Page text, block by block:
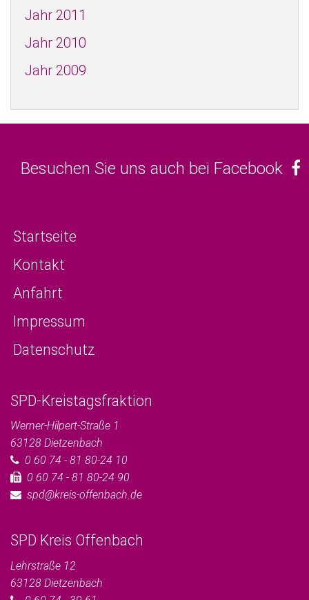
Jahr 2011
Jahr 2010
Jahr 2009
Besuchen Sie uns auch bei Facebook
Startseite
Kontakt
Anfahrt
Impressum
Datenschutz
SPD-Kreistagsfraktion
Werner-Hilpert-Straße 1
63128 Dietzenbach
0 60 74 - 81 80-24 10
0 60 74 - 81 80-24 90
spd@kreis-offenbach.de
SPD Kreis Offenbach
Lehrstraße 12
63128 Dietzenbach